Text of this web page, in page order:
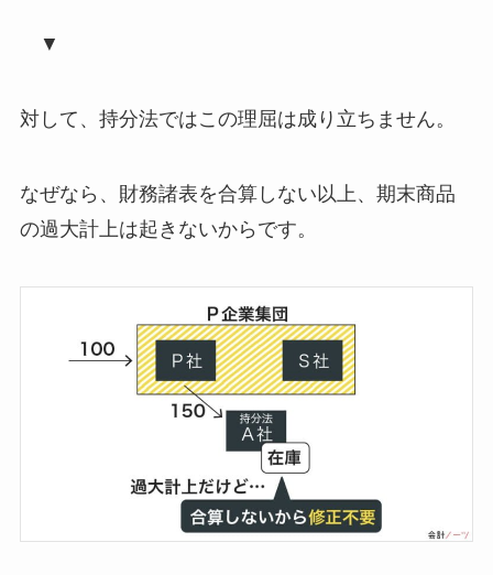
▼
対して、持分法ではこの理屈は成り立ちません。
なぜなら、 財務諸表を合算しない以上、期末商品
の過大計上は起きないからです。